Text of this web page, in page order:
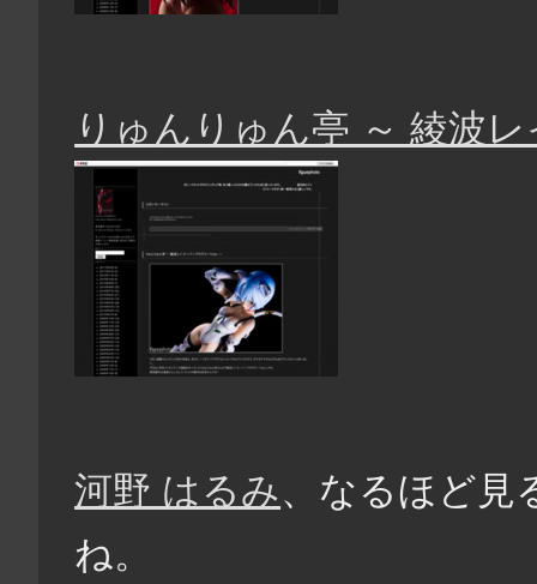
りゅんりゅん亭 ～ 綾波
河野 はるみ、なるほど見
ね。